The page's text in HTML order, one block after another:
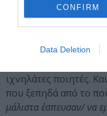
CONFIRM
Data Deletion
Αυτό που θα μας
όπως αυτή που
ιχνηλάτες ποιητές.
που ξεπηδά από το
μάλιστα έσπευσαν/ να